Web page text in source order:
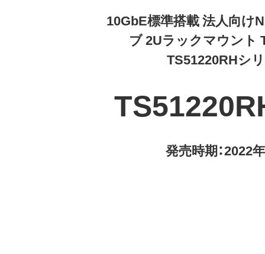
10GbE標準搭載 法人向け
ブ 2Uラックマウント
TS51220RHシ
発売時期：2022